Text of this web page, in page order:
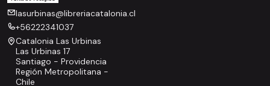
lasurbinas@libreriacatalonia.cl
+56222341037
Catalonia Las Urbinas
Las Urbinas 17
Santiago - Providencia
Región Metropolitana -
Chile